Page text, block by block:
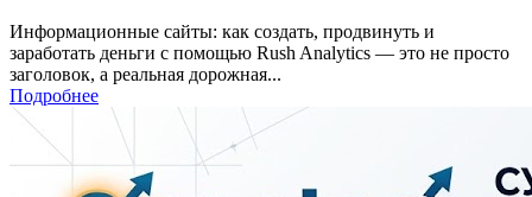
Информационные сайты: как создать, продвинуть и
заработать деньги с помощью Rush Analytics — это не просто
заголовок, а реальная дорожная...
Подробнее